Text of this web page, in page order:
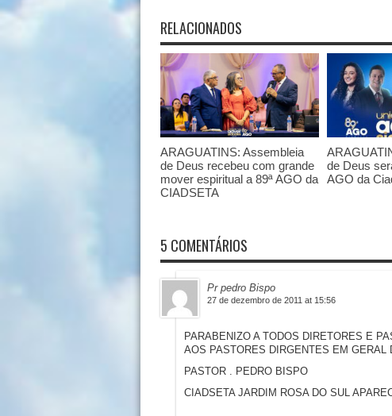
RELACIONADOS
ARAGUATINS: Assembleia
de Deus recebeu com grande
mover espiritual a 89ª AGO da
CIADSETA
de Deus
AGO da
5 COMENTÁRIOS
Pr pedro Bispo
27 de dezembro de 2011 at 15:56
PARABENIZO A TODOS DIRETORES E
AOS PASTORES DIRGENTES EM GERAL
PASTOR . PEDRO BISPO
CIADSETA JARDIM ROSA DO SUL